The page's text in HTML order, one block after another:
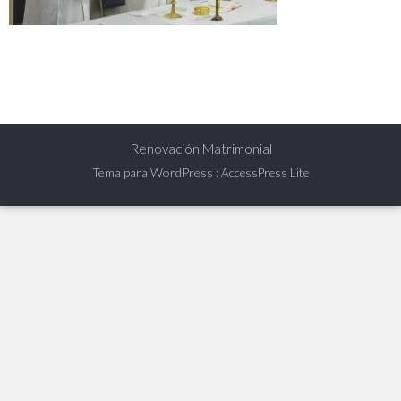
Renovación Matrimonial
Tema para WordPress :AccessPress Lite